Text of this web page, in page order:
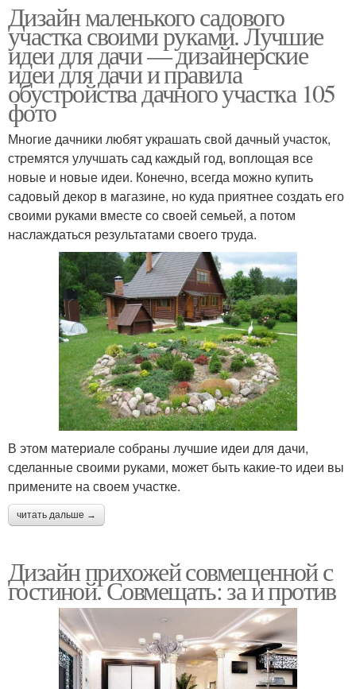
Дизайн маленького садового
участка своими руками. Лучшие
идеи для дачи — дизайнерские
идеи для дачи и правила
обустройства дачного участка 105
фото
Многие дачники любят украшать свой дачный участок,
стремятся улучшать сад каждый год, воплощая все
новые и новые идеи. Конечно, всегда можно купить
садовый декор в магазине, но куда приятнее создать его
своими руками вместе со своей семьей, а потом
наслаждаться результатами своего труда.
В этом материале собраны лучшие идеи для дачи,
сделанные своими руками, может быть какие-то идеи вы
примените на своем участке.
читать дальше →
Дизайн прихожей совмещенной с
гостиной. Совмещать: за и против